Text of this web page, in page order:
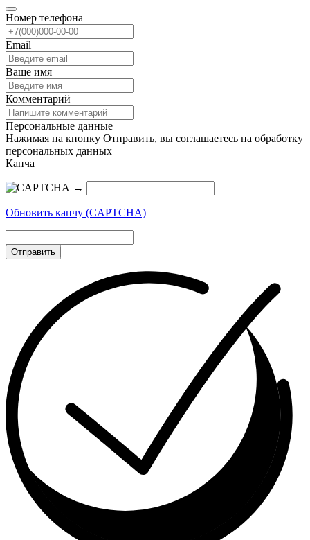
Номер телефона
Email
Ваше имя
Комментарий
Персональные данные
Нажимая на кнопку Отправить, вы соглашаетесь на обработку
персональных данных
Капча
→
Обновить капчу (CAPTCHA)
Отправить